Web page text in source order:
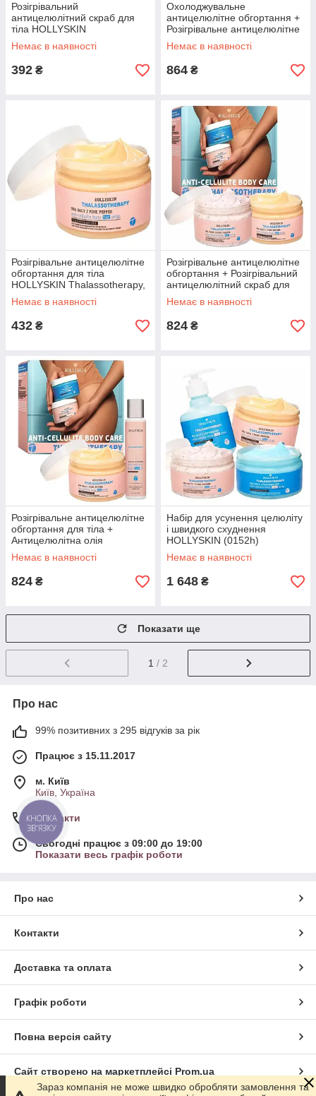
Розігрівальний
антицелюлітний скраб для
тіла HOLLYSKIN
Thalassotherapy, 250 мл
(0147h)
Немає в наявності
392 ₴
Охолоджувальне
антицелюлітне обгортання +
Розігрівальне антицелюлітне
обгортання для тіла
HOLLYSKIN (0156h)
Немає в наявності
864 ₴
Розігрівальне антицелюлітне
обгортання для тіла
HOLLYSKIN Thalassotherapy,
250 мл (0149h)
Немає в наявності
432 ₴
Розігрівальне антицелюлітне
обгортання + Розігрівальний
антицелюлітний скраб для
тіла HOLLYSKIN (0160h)
Немає в наявності
824 ₴
Розігрівальне антицелюлітне
обгортання для тіла +
Антицелюлітна олія
HOLLYSKIN (0161h)
Немає в наявності
824 ₴
Набір для усунення целюліту
і швидкого схуднення
HOLLYSKIN (0152h)
Немає в наявності
1 648 ₴
Показати ще
1 / 2
Про нас
99% позитивних з 295 відгуків за рік
Працює з 15.11.2017
м. Київ
Київ, Україна
Контакти
Сьогодні працює з 09:00 до 19:00
Показати весь графік роботи
Про нас
Контакти
Доставка та оплата
Графік роботи
Повна версія сайту
Сайт створено на маркетплейсі Prom.ua
Зараз компанія не може швидко обробляти замовлення та
КНОПКА
ЗВ'ЯЗКУ